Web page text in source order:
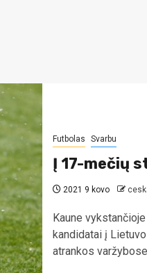
Futbolas Svarbu
Į 17-mečių
2021 9 kovo
Kaune
kandidatai į
atrankos